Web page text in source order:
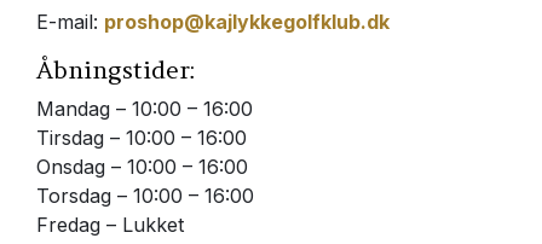
E-mail: proshop@kajlykkegolfklub.dk
Åbningstider:
Mandag – 10:00 – 16:00
Tirsdag – 10:00 – 16:00
Onsdag – 10:00 – 16:00
Torsdag – 10:00 – 16:00
Fredag – Lukket